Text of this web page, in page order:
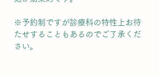
※予約制ですが診療科の特性上お待
たせすることもあるのでご了承くだ
さい。